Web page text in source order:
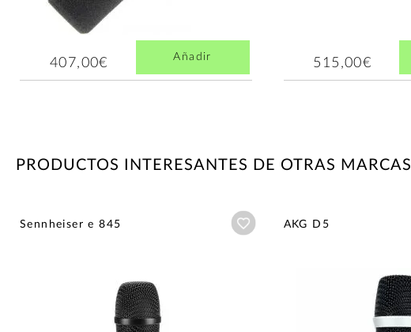
407,00€ Añadir 515,00€
PRODUCTOS INTERESANTES DE OTRAS MARCAS
Sennheiser e 845 Añadir a wishlist
AKG D5